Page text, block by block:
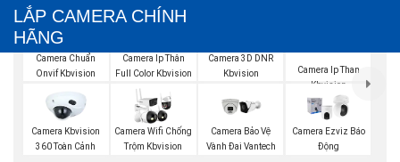
LẮP CAMERA CHÍNH
HÃNG
Camera Chuẩn
Onvif Kbvision
Camera Ip Thân
Full Color Kbvision
Camera 3D DNR
Kbvision
Camera Ip Than
Kbvision
Camera Kbvision
360 Toàn Cảnh
Camera Wifi Chống
Trộm Kbvision
Camera Bảo Vệ
Vành Đai Vantech
Camera Ezviz Báo
Động